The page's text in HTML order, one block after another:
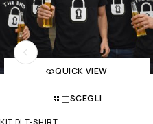
QUICK VIEW
SCEGLI
KIT DI T-SHIRT